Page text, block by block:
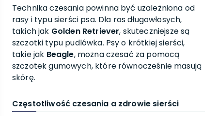
Technika czesania powinna być uzależniona od
rasy i typu sierści psa. Dla ras długowłosych,
takich jak Golden Retriever, skuteczniejsze są
szczotki typu pudlówka. Psy o krótkiej sierści,
takie jak Beagle, można czesać za pomocą
szczotek gumowych, które równocześnie masują
skórę.
Częstotliwość czesania a zdrowie sierści